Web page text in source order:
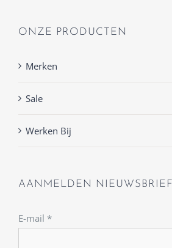
ONZE PRODUCTEN
Merken
Sale
Werken Bij
AANMELDEN NIEUWSBRIEF
E-mail *